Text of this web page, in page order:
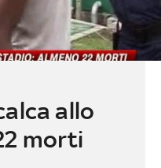
allo
morti